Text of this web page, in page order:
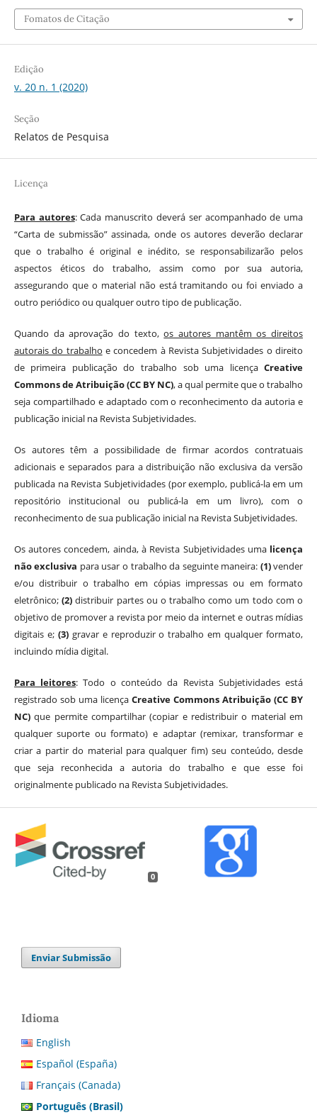
Fomatos de Citação
Edição
v. 20 n. 1 (2020)
Seção
Relatos de Pesquisa
Licença
Para autores: Cada manuscrito deverá ser acompanhado de uma
“Carta de submissão” assinada, onde os autores deverão declarar
que o trabalho é original e inédito, se responsabilizarão pelos
aspectos éticos do trabalho, assim como por sua autoria,
assegurando que o material não está tramitando ou foi enviado a
outro periódico ou qualquer outro tipo de publicação.
Quando da aprovação do texto,os autores mantêm os direitos
autorais do trabalho e concedem à Revista Subjetividades o direito
de primeira publicação do trabalho sob uma licençaCreative
Commons de Atribuição (CC BY NC), a qual permite que o trabalho
seja compartilhado e adaptado com o reconhecimento da autoria e
publicação inicial na Revista Subjetividades.
Os autores têm a possibilidade de firmar acordos contratuais
adicionais e separados para a distribuição não exclusiva da versão
publicada na Revista Subjetividades (por exemplo, publicá-la em um
repositório institucional ou publicá-la em um livro), com o
reconhecimento de sua publicação inicial na Revista Subjetividades.
Os autores concedem, ainda, à Revista Subjetividades uma licença
não exclusiva para usar o trabalho da seguinte maneira: (1)vender
e/ou distribuir o trabalho em cópias impressas ou em formato
eletrônico;(2) distribuir partes ou o trabalho como um todo com o
objetivo de promover a revista por meio da internet e outras mídias
digitais e; (3)gravar e reproduzir o trabalho em qualquer formato,
incluindo mídia digital.
Para leitores: Todo o conteúdo da Revista Subjetividades está
registrado sob uma licença Creative Commons Atribuição (CC BY
NC)que permite compartilhar (copiar e redistribuir o material em
qualquer suporte ou formato) e adaptar (remixar, transformar e
criar a partir do material para qualquer fim) seu conteúdo, desde
que seja reconhecida a autoria do trabalho e que esse foi
originalmente publicado na Revista Subjetividades.
0
Enviar Submissão
Idioma
English
Español (España)
Français (Canada)
Português (Brasil)